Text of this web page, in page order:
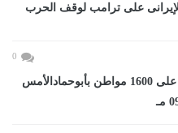
على ترامب لوقف الحرب
0
صحة الشرقية توقع الكشف على 1600 مواطن بأبوحمادالأمس